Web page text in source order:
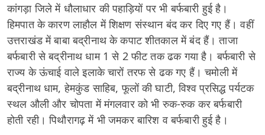
कांगड़ा जिले में धौलाधार की पहाड़ियों पर भी बर्फबारी हुई है।
हिमपात के कारण लाहौल में शिक्षण संस्थान बंद कर दिए गए हैं। वहीं
उत्तराखंड में बाबा बद्रीनाथ के कपाट शीतकाल में बंद हैं। ताजा
बर्फबारी से बद्रीनाथ धाम 1 से 2 फीट तक ढक गया है। बर्फबारी से
राज्य के ऊंचाई वाले इलाके चारों तरफ से ढक गए हैं। चमोली में
बद्रीनाथ धाम, हेमकुंड साहिब, फूलों की घाटी, विश्व प्रसिद्ध पर्यटक
स्थल औली और चोपता में मंगलवार को भी रुक-रुक कर बर्फबारी
होती रही। पिथौरागढ़ में भी जमकर बारिश व बर्फबारी हुई है।